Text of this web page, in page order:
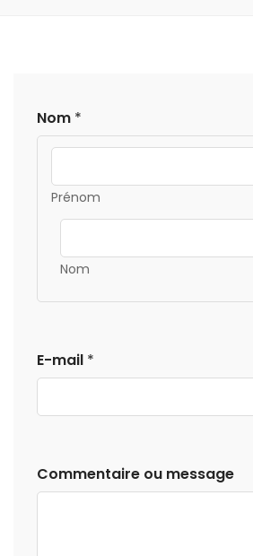
Nom *
Prénom
Nom
E-mail *
Commentaire ou message